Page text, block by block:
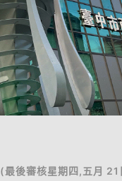
(最後審核星期四,五月